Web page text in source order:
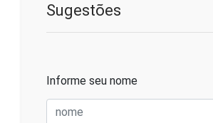
Sugestões
Informe seu nome